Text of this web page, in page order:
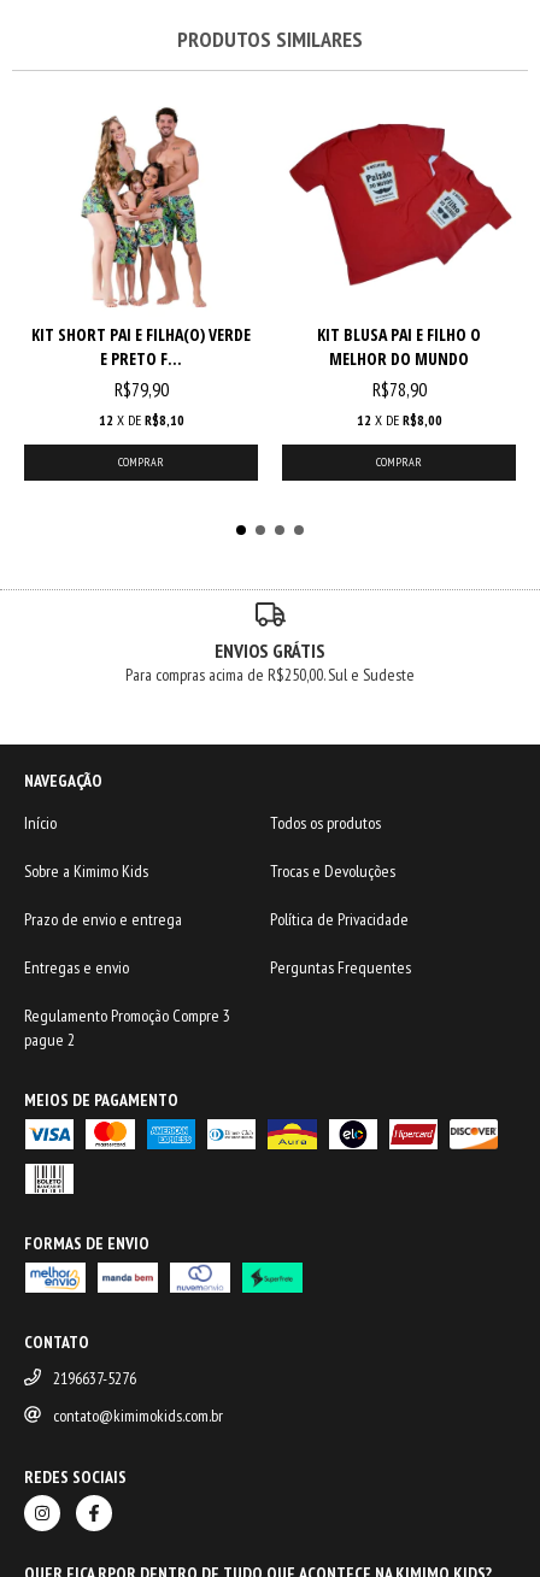
PRODUTOS SIMILARES
KIT SHORT PAI E FILHA(O) VERDE
E PRETO F...
R$79,90
12 X DE R$8,10
COMPRAR
KIT BLUSA PAI E FILHO O
MELHOR DO MUNDO
R$78,90
12 X DE R$8,00
COMPRAR
ENVIOS GRÁTIS
Para compras acima de R$250,00. Sul e Sudeste
NAVEGAÇÃO
Início
Todos os produtos
Sobre a Kimimo Kids Trocas e Devoluções
Prazo de envio e entrega Política de Privacidade
Entregas e envio Perguntas Frequentes
Regulamento Promoção Compre 3
pague 2
MEIOS DE PAGAMENTO
FORMAS DE ENVIO
CONTATO
2196637-5276
contato@kimimokids.com.br
REDES SOCIAIS